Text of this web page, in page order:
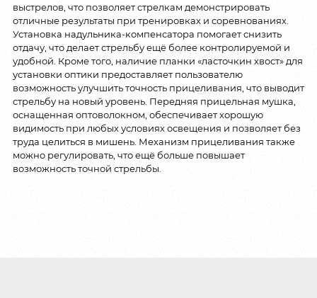
выстрелов, что позволяет стрелкам демонстрировать
отличные результаты при тренировках и соревнованиях.
Установка надульника-компенсатора помогает снизить
отдачу, что делает стрельбу ещё более контролируемой и
удобной. Кроме того, наличие планки «ласточкин хвост» для
установки оптики предоставляет пользователю
возможность улучшить точность прицеливания, что выводит
стрельбу на новый уровень. Передняя прицельная мушка,
оснащенная оптоволокном, обеспечивает хорошую
видимость при любых условиях освещения и позволяет без
труда целиться в мишень. Механизм прицеливания также
можно регулировать, что ещё больше повышает
возможность точной стрельбы.